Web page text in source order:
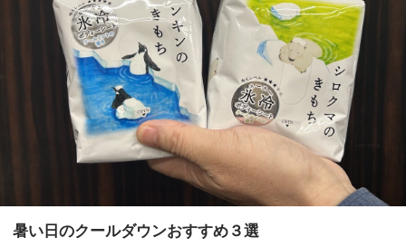
暑い日のクールダウンおすすめ３選